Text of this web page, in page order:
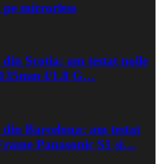
pe mirrorless
Scotia: am testat noile
f/1.8 G…
din Barcelona: am testat
Panasonic S1 si…